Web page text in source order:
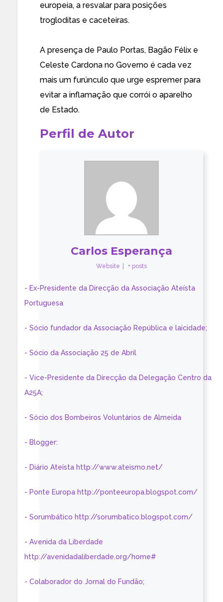
europeia, a resvalar para posições
trogloditas e caceteiras.
A presença de Paulo Portas, Bagão Félix e
Celeste Cardona no Governo é cada vez
mais um furúnculo que urge espremer para
evitar a inflamação que corrói o aparelho
de Estado.
Perfil de Autor
Carlos Esperança
Website + posts
- Ex-Presidente da Direcção da Associação Ateísta
Portuguesa
- Sócio fundador da Associação República e laicidade;
- Sócio da Associação 25 de Abril
- Vice-Presidente da Direcção da Delegação Centro da
A25A;
- Sócio dos Bombeiros Voluntários de Almeida
- Blogger:
- Diário Ateísta http://www.ateismo.net/
- Ponte Europa http://ponteeuropa.blogspot.com/
- Sorumbático http://sorumbatico.blogspot.com/
- Avenida da Liberdade
http://avenidadaliberdade.org/home#
- Colaborador do Jornal do Fundão;